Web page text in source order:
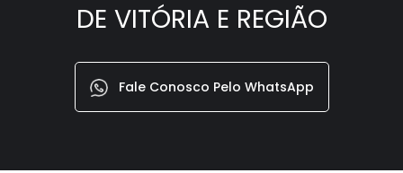
DE VITÓRIA E REGIÃO
Fale Conosco Pelo WhatsApp